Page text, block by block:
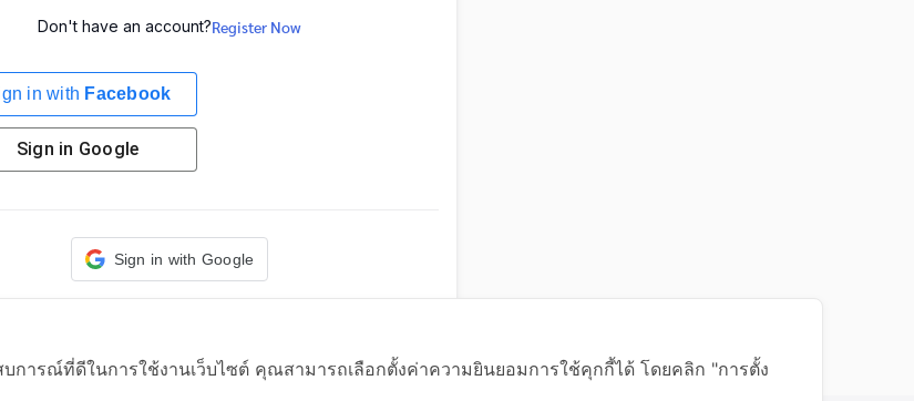
Don't have an account?Register Now
in with Facebook
Sign in Google
Sign in with Google
ารณ์ที่ดีในการใช้งานเว็บไซต์ คุณสามารถเลือกตั้งค่าความยินยอมการใช้คุกกี้ได้ โดยคลิก "การตั้ง